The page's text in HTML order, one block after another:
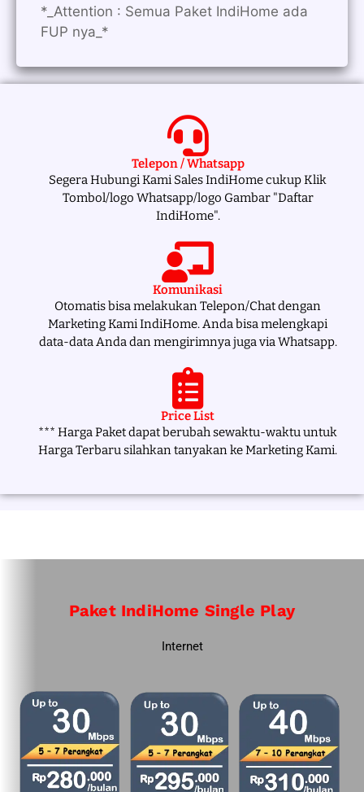
*_Attention : Semua Paket IndiHome ada
FUP nya_*
Telepon / Whatsapp
Segera Hubungi Kami Sales IndiHome cukup Klik
Tombol/logo Whatsapp/logo Gambar "Daftar
IndiHome".
Komunikasi
Otomatis bisa melakukan Telepon/Chat dengan
Marketing Kami IndiHome. Anda bisa melengkapi
data-data Anda dan mengirimnya juga via Whatsapp.
Price List
*** Harga Paket dapat berubah sewaktu-waktu untuk
Harga Terbaru silahkan tanyakan ke Marketing Kami.
Paket IndiHome Single Play
Internet